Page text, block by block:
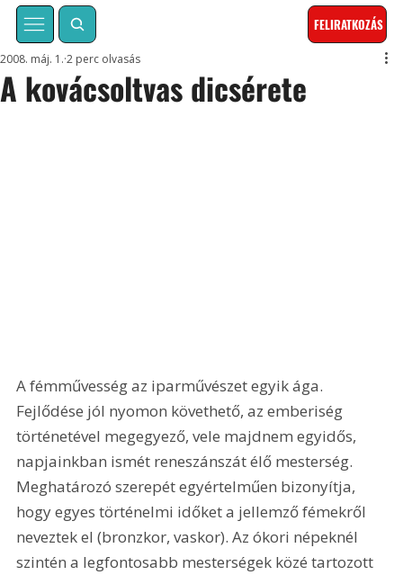
FELIRATKOZÁS
A kovácsoltvas dicsérete
2008. máj. 1. 2 perc olvasás
A fémművesség az iparművészet egyik ága.
Fejlődése jól nyomon követhető, az emberiség
történetével megegyező, vele majdnem egyidős,
napjainkban ismét reneszánszát élő mesterség.
Meghatározó szerepét egyértelműen bizonyítja,
hogy egyes történelmi időket a jellemző fémekről
neveztek el (bronzkor, vaskor). Az ókori népeknél
szintén a legfontosabb mesterségek közé tartozott